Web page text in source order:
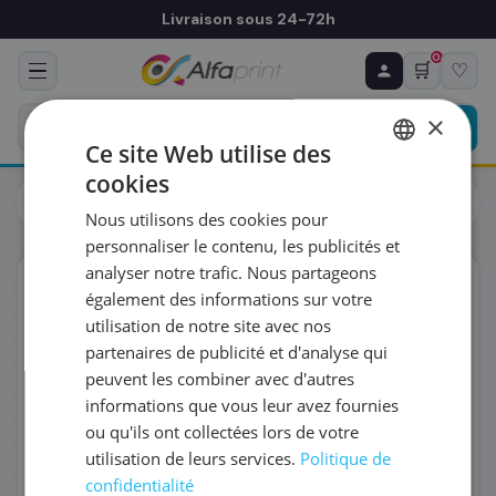
Livraison sous 24-72h
🛒
0
♡
Toners
Brother
capacité
ORIGINAL
♻ COMMANDE RÉCURRENTE
Prévoyez & économisez
Programmez votre prochain achat — notre équipe
vous prépare un devis personnalisé
RÉFÉRENCE DU PRODUIT
FRÉQUENCE
QUANTITÉ PAR LIVRAISON
DATE DE PREMIÈRE LIVRAISON SOUHAITÉE
×
Ce site Web utilise des
cookies
Nous utilisons des cookies pour
personnaliser le contenu, les publicités et
analyser notre trafic. Nous partageons
également des informations sur votre
utilisation de notre site avec nos
partenaires de publicité et d'analyse qui
peuvent les combiner avec d'autres
informations que vous leur avez fournies
ou qu'ils ont collectées lors de votre
utilisation de leurs services. Politique de
confidentialité